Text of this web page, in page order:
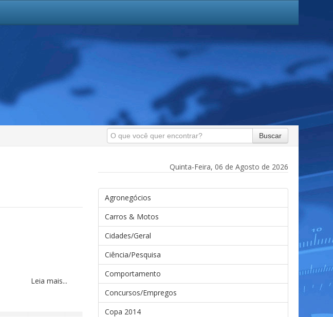
Buscar
Leia mais...
Quinta-Feira, 06 de Agosto de 2026
Agronegócios
Carros & Motos
Cidades/Geral
Ciência/Pesquisa
Comportamento
Concursos/Empregos
Copa 2014